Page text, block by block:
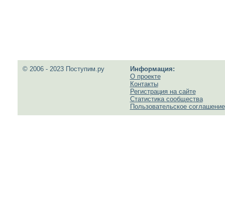
© 2006 - 2023 Поступим.ру
Информация:
О проекте
Контакты
Регистрация на сайте
Статистика сообщества
Пользовательское соглашение